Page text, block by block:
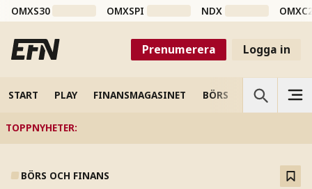
OMXS30 OMXSPI NDX
Prenumerera Logga in
START PLAY FINANSMAGASINET BÖRS VETENSKAP
TOPPNYHETER:
BÖRS OCH FINANS